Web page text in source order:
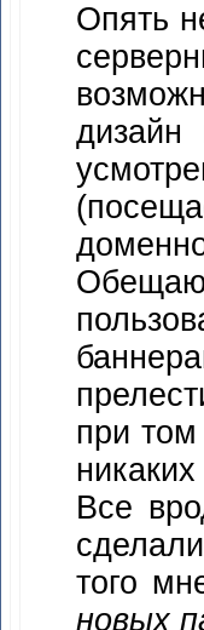
Опять
дизайн
при
Все
того
новых